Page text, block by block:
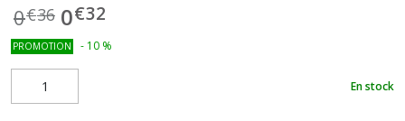
0€36 0€32
PROMOTION - 10 %
En stock